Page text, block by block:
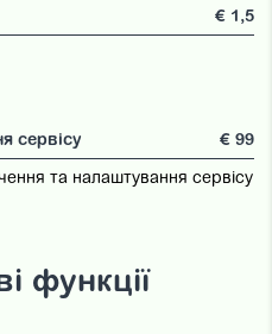
€ 1,5
сервісу
€ 99
та налаштування сервісу
функції